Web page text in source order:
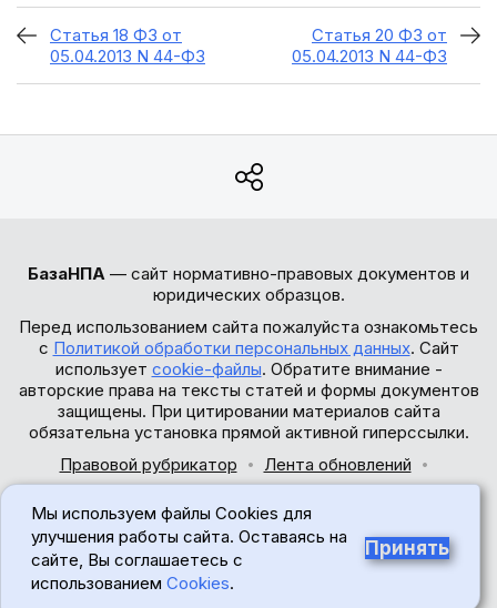
Статья 18 ФЗ от
05.04.2013 N 44-ФЗ
Статья 20 ФЗ от
05.04.2013 N 44-ФЗ
БазаНПА — сайт нормативно-правовых документов и
юридических образцов.
Перед использованием сайта пожалуйста ознакомьтесь
с Политикой обработки персональных данных. Сайт
использует cookie-файлы. Обратите внимание -
авторские права на тексты статей и формы документов
защищены. При цитировании материалов сайта
обязательна установка прямой активной гиперссылки.
Правовой рубрикатор
Лента обновлений
© 2017-2026
18+
Мы используем файлы Cookies для
улучшения работы сайта. Оставаясь на
сайте, Вы соглашаетесь с
использованием Cookies.
Принять